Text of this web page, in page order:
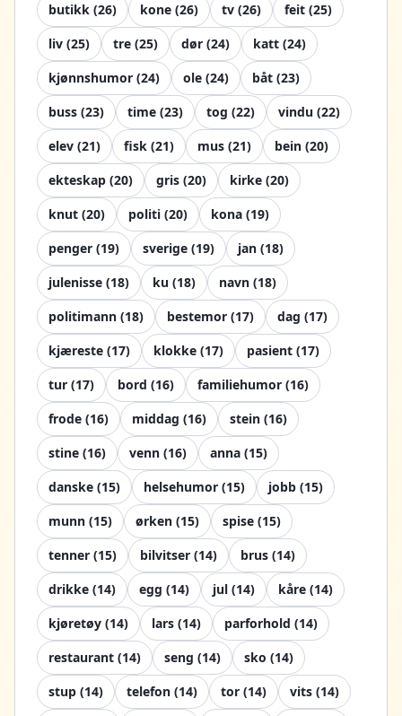
butikk (26) kone (26) tv (26) feit (25)
liv (25) tre (25) dør (24) katt (24)
kjønnshumor (24) ole (24) båt (23)
buss (23) time (23) tog (22) vindu (22)
elev (21) fisk (21) mus (21) bein (20)
ekteskap (20) gris (20) kirke (20)
knut (20) politi (20) kona (19)
penger (19) sverige (19) jan (18)
julenisse (18) ku (18) navn (18)
politimann (18) bestemor (17) dag (17)
kjæreste (17) klokke (17) pasient (17)
tur (17) bord (16) familiehumor (16)
frode (16) middag (16) stein (16)
stine (16) venn (16) anna (15)
danske (15) helsehumor (15) jobb (15)
munn (15) ørken (15) spise (15)
tenner (15) bilvitser (14) brus (14)
drikke (14) egg (14) jul (14) kåre (14)
kjøretøy (14) lars (14) parforhold (14)
restaurant (14) seng (14) sko (14)
stup (14) telefon (14) tor (14) vits (14)